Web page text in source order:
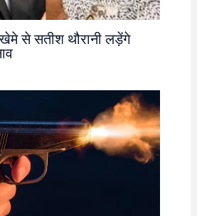
से सतीश थौरानी लड़ेंगे